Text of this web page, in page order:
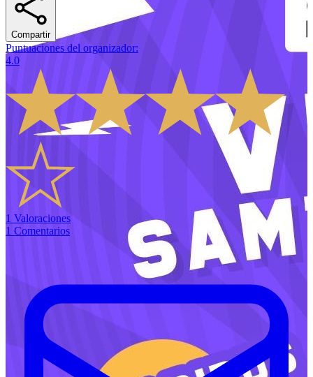
Compartir
Puntuaciones del organizador:
4.0
1 Valoraciones
1 Comentarios